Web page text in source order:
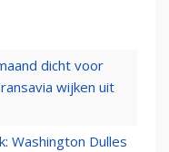
dicht voor
wijken uit
Washington Dulles